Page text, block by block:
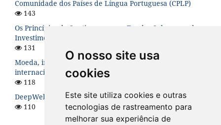
O nosso site usa
cookies
Este site utiliza cookies e outras
tecnologias de rastreamento para
melhorar sua experiência de
Comunidade dos Países de Língua Portuguesa (CPLP)
143
Os Princípios de Santiago para os Fundos Soberanos de
Investimento: uma análise teórica
131
Moeda, instabilidade financeira e hierarquia no sistema
internacional
118
DeepWeb: O Lado Sombrio da Internet
110